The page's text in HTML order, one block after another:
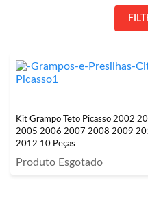
Kit Grampo Teto Picasso 2002
2005 2006 2007 2008 2009
2012 10 Peças
Produto Esgotado